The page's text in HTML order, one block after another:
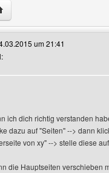
dieses Benutzers
anzeigen
um 21:41
ich dich richtig verstanden
dazu auf "Seiten" --> dann
von xy" --> stelle diese
die Hauptseiten verschieben